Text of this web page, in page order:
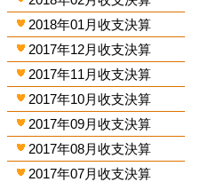
2018年01月收支決算
2017年12月收支決算
2017年11月收支決算
2017年10月收支決算
2017年09月收支決算
2017年08月收支決算
2017年07月收支決算